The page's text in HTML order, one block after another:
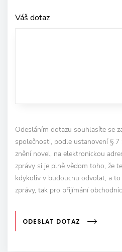
Váš dotaz
Odesláním dotazu souhlasíte se
společnosti, podle ustanovení § 7
znění novel, na elektronickou
zprávy si je plně vědom toho, že
kdykoliv v budoucnu odvolat, a
zprávy, tak pro přijímání
ODESLAT DOTAZ